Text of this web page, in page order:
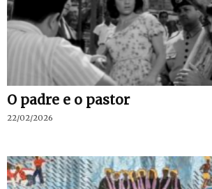
O padre e o pastor
22/02/2026